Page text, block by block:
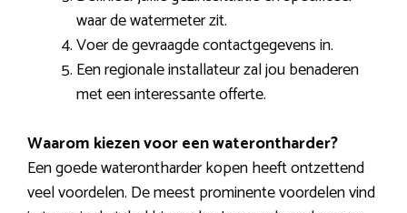
waar de watermeter zit.
Voer de gevraagde contactgegevens in.
Een regionale installateur zal jou benaderen
met een interessante offerte.
Waarom kiezen voor een waterontharder?
Een goede waterontharder kopen heeft ontzettend
veel voordelen. De meest prominente voordelen vind